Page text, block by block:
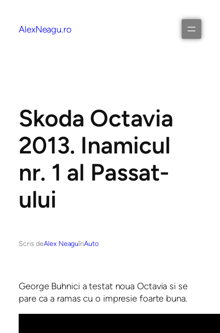
AlexNeagu.ro
Skoda Octavia
2013. Inamicul
nr. 1 al Passat-
ului
Scris deAlex NeaguînAuto
George Buhnici a testat noua Octavia si se
pare ca a ramas cu o impresie foarte buna.